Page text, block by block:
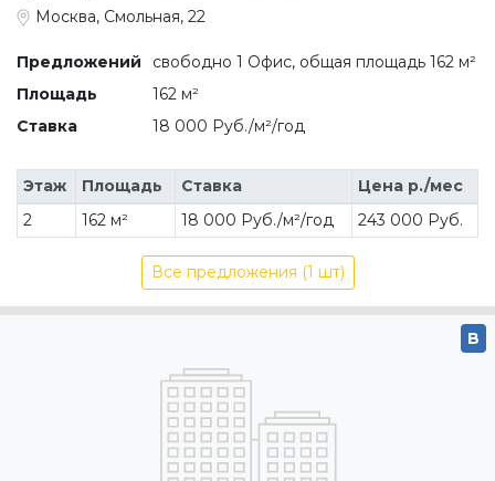
Москва, Смольная, 22
Предложений
свободно 1 Офис, общая площадь 162 м²
Площадь
162 м²
Ставка
18 000 Руб./м²/год
Этаж Площадь Ставка
Цена р./мес
2
162 м² 18 000 Руб./м²/год 243 000 Руб.
Все предложения (1 шт)
B